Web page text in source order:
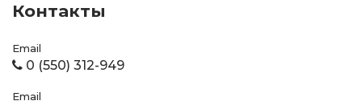
Контакты
Email
0 (550) 312-949
Email